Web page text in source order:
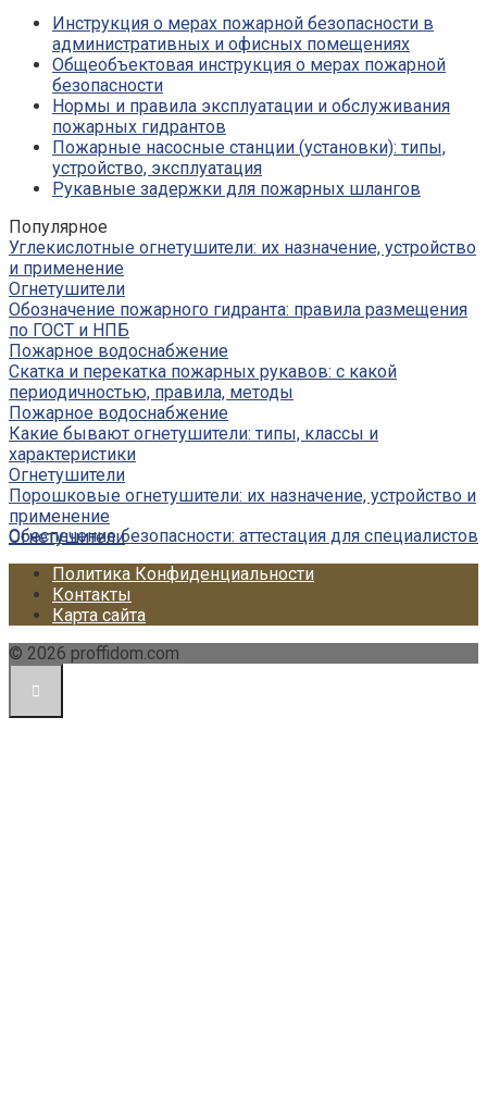
Инструкция о мерах пожарной безопасности в
административных и офисных помещениях
Общеобъектовая инструкция о мерах пожарной
безопасности
Нормы и правила эксплуатации и обслуживания
пожарных гидрантов
Пожарные насосные станции (установки): типы,
устройство, эксплуатация
Рукавные задержки для пожарных шлангов
Популярное
Углекислотные огнетушители: их назначение, устройство
и применение
Огнетушители
Обозначение пожарного гидранта: правила размещения
по ГОСТ и НПБ
Пожарное водоснабжение
Скатка и перекатка пожарных рукавов: с какой
периодичностью, правила, методы
Пожарное водоснабжение
Какие бывают огнетушители: типы, классы и
характеристики
Огнетушители
Порошковые огнетушители: их назначение, устройство и
применение
Огнетушители
Обеспечение безопасности: аттестация для специалистов
Политика Конфиденциальности
Контакты
Карта сайта
© 2026 proffidom.com